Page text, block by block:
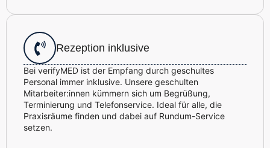
Rezeption inklusive
Bei verifyMED ist der Empfang durch geschultes
Personal immer inklusive. Unsere geschulten
Mitarbeiter:innen kümmern sich um Begrüßung,
Terminierung und Telefonservice. Ideal für alle, die
Praxisräume finden und dabei auf Rundum-Service
setzen.